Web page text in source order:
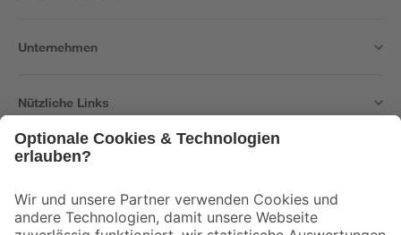
Unternehmen
Nützliche Links
Der toom Newsletter: Keine Angebote und Aktionen mehr verpassen!